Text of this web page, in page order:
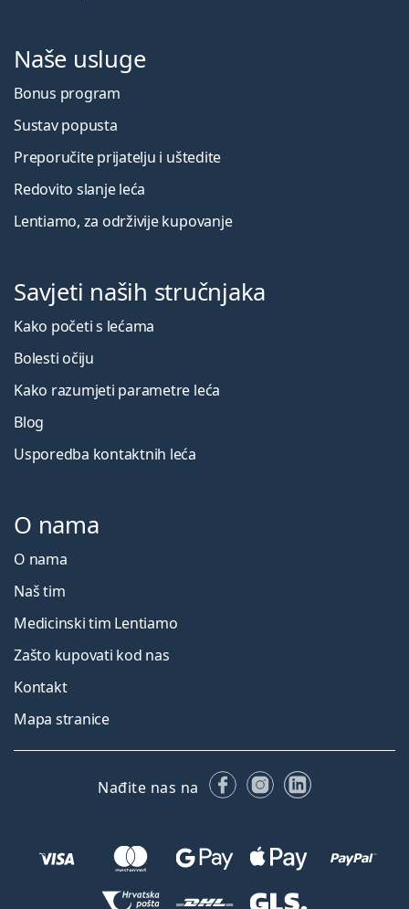
Naše usluge
Bonus program
Sustav popusta
Preporučite prijatelju i uštedite
Redovito slanje leća
Lentiamo, za održivije kupovanje
Savjeti naših stručnjaka
Kako početi s lećama
Bolesti očiju
Kako razumjeti parametre leća
Blog
Usporedba kontaktnih leća
O nama
O nama
Naš tim
Medicinski tim Lentiamo
Zašto kupovati kod nas
Kontakt
Mapa stranice
Nađite nas na FacebookuInstagramu
LinkedIn